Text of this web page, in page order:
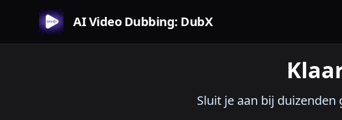
AI Video Dubbing: DubX
Sluit je aan bij